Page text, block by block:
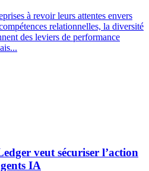
à revoir leurs attentes envers
relationnelles, la diversité
des leviers de performance
veut sécuriser l’action
IA